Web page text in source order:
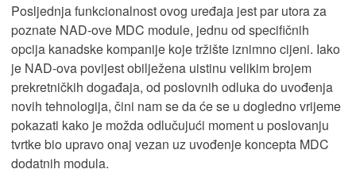
Posljednja funkcionalnost ovog uređaja jest par utora za
poznate NAD-ove MDC module, jednu od specifičnih
opcija kanadske kompanije koje tržište iznimno cijeni. Iako
je NAD-ova povijest obilježena uistinu velikim brojem
prekretničkih događaja, od poslovnih odluka do uvođenja
novih tehnologija, čini nam se da će se u dogledno vrijeme
pokazati kako je možda odlučujući moment u poslovanju
tvrtke bio upravo onaj vezan uz uvođenje koncepta MDC
dodatnih modula.